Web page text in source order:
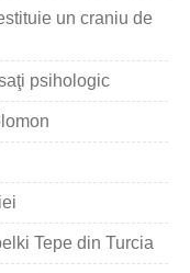
un craniu de
psihologic
Tepe din Turcia